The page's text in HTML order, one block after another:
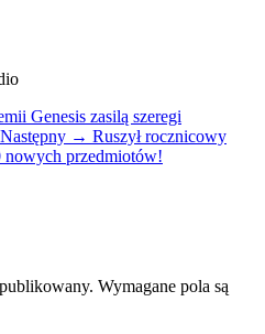
Genesis zasilą szeregi
Następny → Ruszył rocznicowy
nowych przedmiotów!
Wymagane pola są